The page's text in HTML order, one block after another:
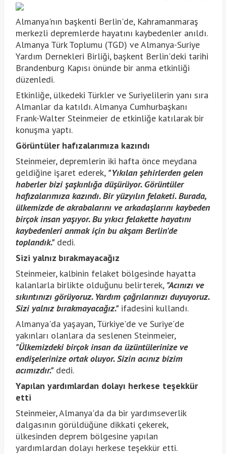
Almanya'nın başkenti Berlin'de, Kahramanmaraş
merkezli depremlerde hayatını kaybedenler anıldı.
Almanya Türk Toplumu (TGD) ve Almanya-Suriye
Yardım Dernekleri Birliği, başkent Berlin'deki tarihi
Brandenburg Kapısı önünde bir anma etkinliği
düzenledi.
Etkinliğe, ülkedeki Türkler ve Suriyelilerin yanı sıra
Almanlar da katıldı. Almanya Cumhurbaşkanı
Frank-Walter Steinmeier de etkinliğe katılarak bir
konuşma yaptı.
Görüntüler hafızalarımıza kazındı
Steinmeier, depremlerin iki hafta önce meydana
geldiğine işaret ederek, "Yıkılan şehirlerden gelen
haberler bizi şaşkınlığa düşürüyor. Görüntüler
hafızalarımıza kazındı. Bir yüzyılın felaketi. Burada,
ülkemizde de akrabalarını ve arkadaşlarını kaybeden
birçok insan yaşıyor. Bu yıkıcı felakette hayatını
kaybedenleri anmak için bu akşam Berlin'de
toplandık."dedi.
Sizi yalnız bırakmayacağız
Steinmeier, kalbinin felaket bölgesinde hayatta
kalanlarla birlikte olduğunu belirterek, "Acınızı ve
sıkıntınızı görüyoruz. Yardım çağrılarınızı duyuyoruz.
Sizi yalnız bırakmayacağız." ifadesini kullandı.
Almanya'da yaşayan, Türkiye'de ve Suriye'de
yakınları olanlara da seslenen Steinmeier,
"Ülkemizdeki birçok insan da üzüntülerinize ve
endişelerinize ortak oluyor. Sizin acınız bizim
acımızdır."dedi.
Yapılan yardımlardan dolayı herkese teşekkür
etti
Steinmeier, Almanya'da da bir yardımseverlik
dalgasının görüldüğüne dikkati çekerek,
ülkesinden deprem bölgesine yapılan
yardımlardan dolayı herkese teşekkür etti.